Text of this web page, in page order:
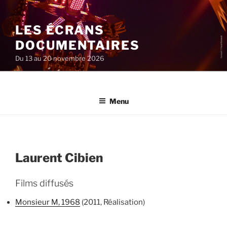
au
contenu
principal
LES ÉCRANS
DOCUMENTAIRES
Du 13 au 20 novembre 2026
Menu
Laurent Cibien
Films diffusés
Monsieur M, 1968 (2011, Réalisation)